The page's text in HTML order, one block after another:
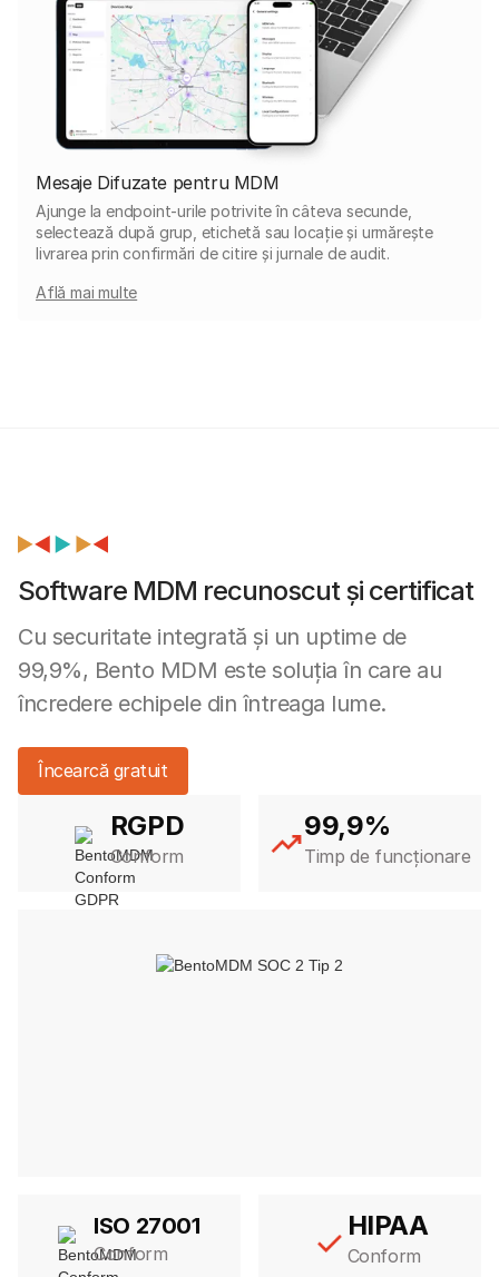
Mesaje Difuzate pentru MDM
Ajunge la endpoint-urile potrivite în câteva secunde,
selectează după grup, etichetă sau locație și urmărește
livrarea prin confirmări de citire și jurnale de audit.
Află mai multe
Software MDM recunoscut și certificat
Cu securitate integrată și un uptime de
99,9%, Bento MDM este soluția în care au
încredere echipele din întreaga lume.
Încearcă gratuit
RGPD
Conform
99,9%
Timp de funcționare
ISO 27001
Conform
HIPAA
Conform